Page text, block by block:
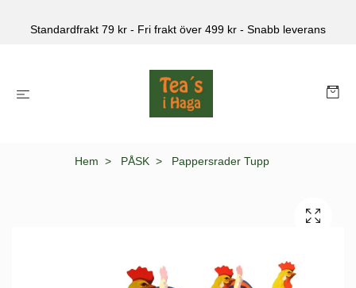
Standardfrakt 79 kr - Fri frakt över 499 kr - Snabb leverans
Hem PÅSK Pappersrader Tupp